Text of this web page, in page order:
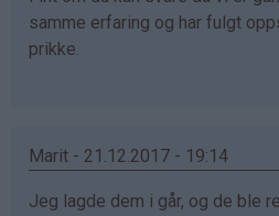
samme erfaring og har fulgt
prikke.
Marit - 21.12.2017 - 19:14
Jeg lagde dem i går, og de ble